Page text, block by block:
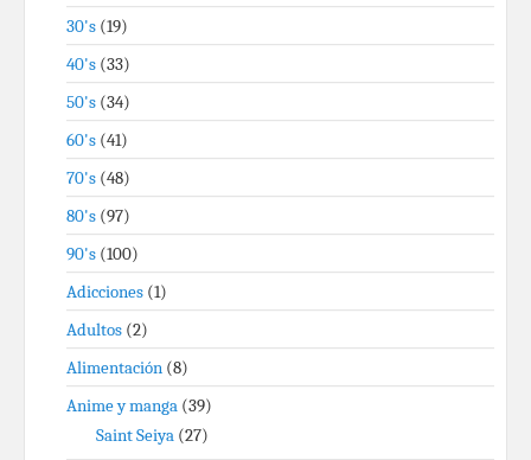
30's (19)
40's (33)
50's (34)
60's (41)
70's (48)
80's (97)
90's (100)
Adicciones (1)
Adultos (2)
Alimentación (8)
Anime y manga (39)
Saint Seiya (27)